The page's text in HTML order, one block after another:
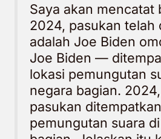
Saya akan mencatat
2024, pasukan
adalah Joe Biden
Joe Biden —
lokasi pemungutan
negara bagian.
pasukan
pemungutan suara